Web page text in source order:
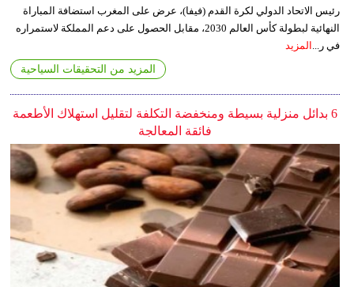
رئيس الاتحاد الدولي لكرة القدم (فيفا)، عرض على المغرب استضافة المباراة
النهائية لبطولة كأس العالم 2030، مقابل الحصول على دعم المملكة لاستمراره
في ر...
المزيد
المزيد من التحقيقات السياحية
6 بدائل منزلية بسيطة ومنخفضة التكلفة لتقليل استهلاك الأطعمة
فائقة المعالجة